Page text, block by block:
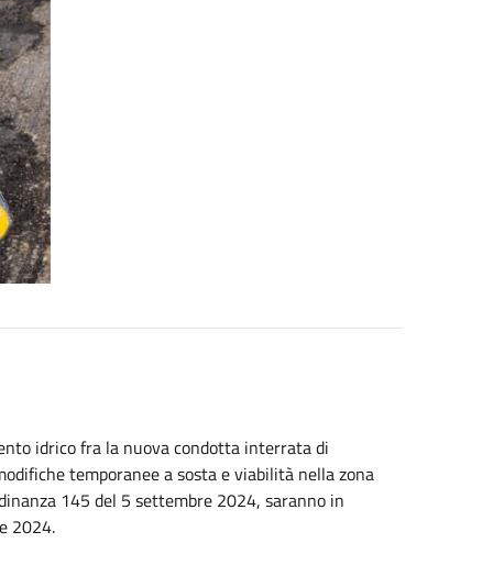
idrico fra la nuova condotta interrata di
temporanee a sosta e viabilità nella zona
145 del 5 settembre 2024, saranno in
2024.